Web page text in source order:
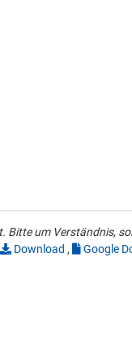
um Verständnis,
Download , Google